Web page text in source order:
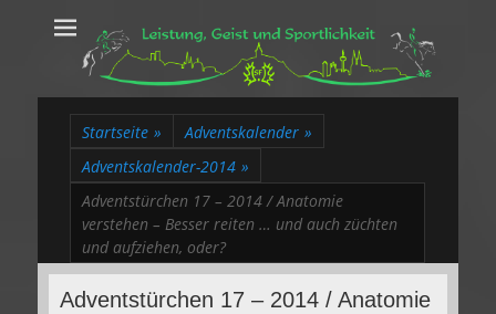
Leistung, Geist
und Sportlichkeit
Trakehner aus dem Herzen des Rheinlands
Startseite » Adventskalender »
Adventskalender-2014 »
Adventstürchen 17 – 2014 / Anatomie
verstehen – Besser reiten … und auch züchten
und aufziehen, oder?
Adventstürchen 17 – 2014 / Anatomie